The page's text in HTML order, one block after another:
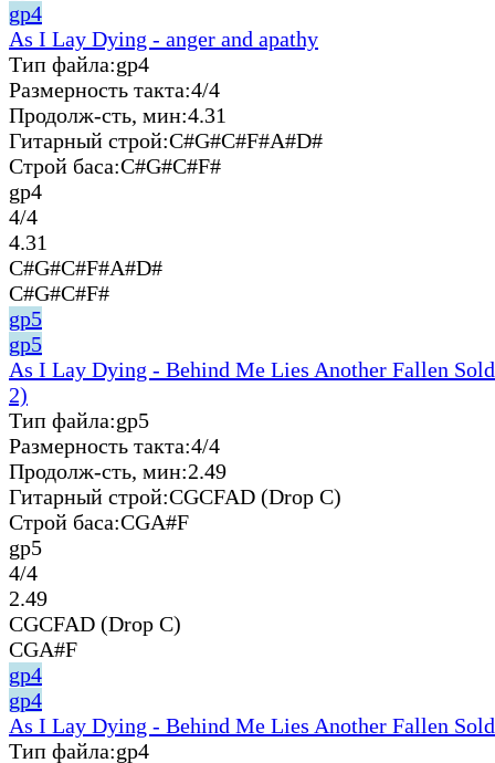
gp4
As I Lay Dying - anger and apathy
Тип файла:gp4
Размерность такта:4/4
Продолж-сть, мин:4.31
Гитарный строй:C#G#C#F#A#D#
Строй баса:C#G#C#F#
gp4
4/4
4.31
C#G#C#F#A#D#
C#G#C#F#
gp5
gp5
As I Lay Dying - Behind Me Lies Another Fallen
2)
Тип файла:gp5
Размерность такта:4/4
Продолж-сть, мин:2.49
Гитарный строй:CGCFAD (Drop C)
Строй баса:CGA#F
gp5
4/4
2.49
CGCFAD (Drop C)
CGA#F
gp4
gp4
As I Lay Dying - Behind Me Lies Another Fallen
Тип файла:gp4